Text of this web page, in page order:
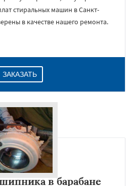
стиральных машин в Санкт-
в качестве нашего ремонта.
ЗАКАЗАТЬ
в барабане